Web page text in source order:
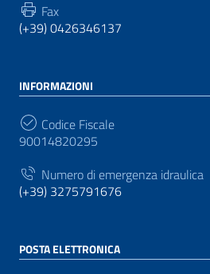
Fax
(+39) 0426346137
INFORMAZIONI
Codice Fiscale
90014820295
Numero di emergenza idraulica
(+39) 3275791676
POSTA ELETTRONICA